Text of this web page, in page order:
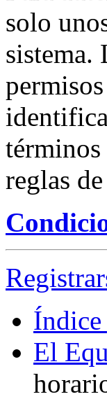
solo
sistema.
reglas
Índice
El